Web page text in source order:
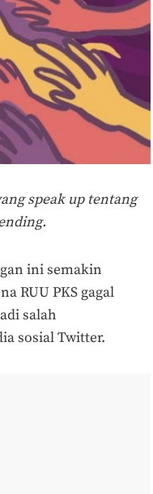
speak up tentang
ini semakin
RUU PKS gagal
salah
sosial Twitter.